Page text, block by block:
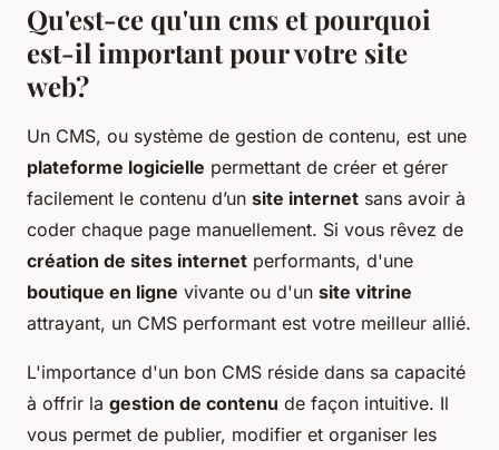
Qu'est-ce qu'un cms et pourquoi
est-il important pour votre site
web?
Un CMS, ou système de gestion de contenu, est une
plateforme logicielle permettant de créer et gérer
facilement le contenu d’un site internet sans avoir à
coder chaque page manuellement. Si vous rêvez de
création de sites internet performants, d'une
boutique en ligne vivante ou d'un site vitrine
attrayant, un CMS performant est votre meilleur allié.
L'importance d'un bon CMS réside dans sa capacité
à offrir la gestion de contenu de façon intuitive. Il
vous permet de publier, modifier et organiser les